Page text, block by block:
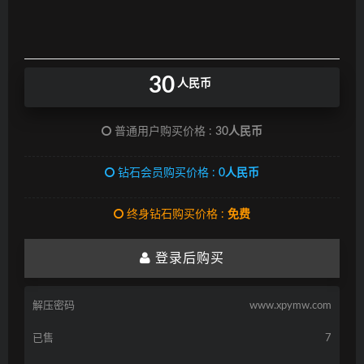
30 人民币
普通用户购买价格 : 30人民币
钻石会员购买价格 : 0人民币
终身钻石购买价格 : 免费
登录后购买
解压密码 www.xpymw.com
已售 7